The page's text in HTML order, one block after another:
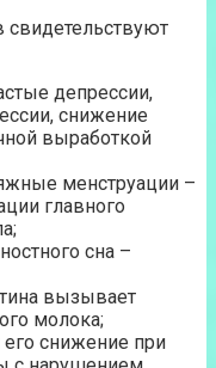
депрессии,
снижение
выработкой
менструации –
главного
сна –
вызывает
молока;
снижение при